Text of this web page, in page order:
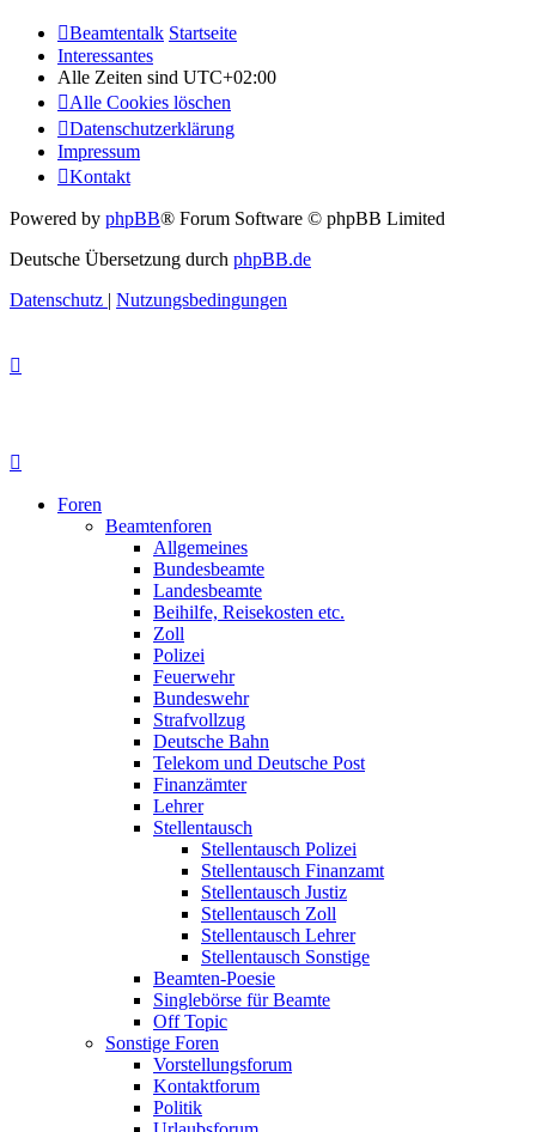
Beamtentalk Startseite
Interessantes
Alle Zeiten sind UTC+02:00
Alle Cookies löschen
Datenschutzerklärung
Impressum
Kontakt
Powered by phpBB® Forum Software © phpBB Limited
Deutsche Übersetzung durch phpBB.de
Datenschutz | Nutzungsbedingungen
Foren
Beamtenforen
Allgemeines
Bundesbeamte
Landesbeamte
Beihilfe, Reisekosten etc.
Zoll
Polizei
Feuerwehr
Bundeswehr
Strafvollzug
Deutsche Bahn
Telekom und Deutsche Post
Finanzämter
Lehrer
Stellentausch
Stellentausch Polizei
Stellentausch Finanzamt
Stellentausch Justiz
Stellentausch Zoll
Stellentausch Lehrer
Stellentausch Sonstige
Beamten-Poesie
Singlebörse für Beamte
Off Topic
Sonstige Foren
Vorstellungsforum
Kontaktforum
Politik